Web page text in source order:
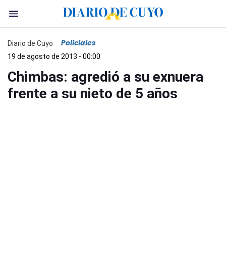
Diario de Cuyo Policiales
19 de agosto de 2013 - 00:00
Chimbas: agredió a su exnuera
frente a su nieto de 5 años